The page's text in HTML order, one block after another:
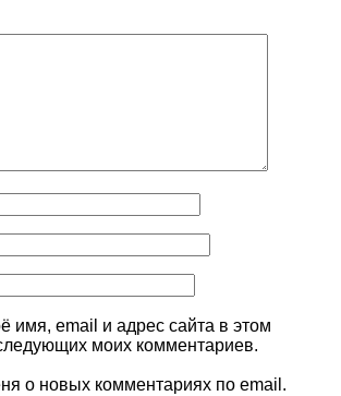
имя, email и адрес сайта в этом
моих комментариев.
о новых комментариях по email.